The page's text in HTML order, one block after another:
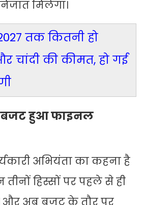
मिलेगा।
तक कितनी हो
चांदी की कीमत, हो गई
बजट हुआ फाइनल
अभियंता का कहना है
तीनों हिस्सों पर पहले से ही
और अब बजट के तौर पर